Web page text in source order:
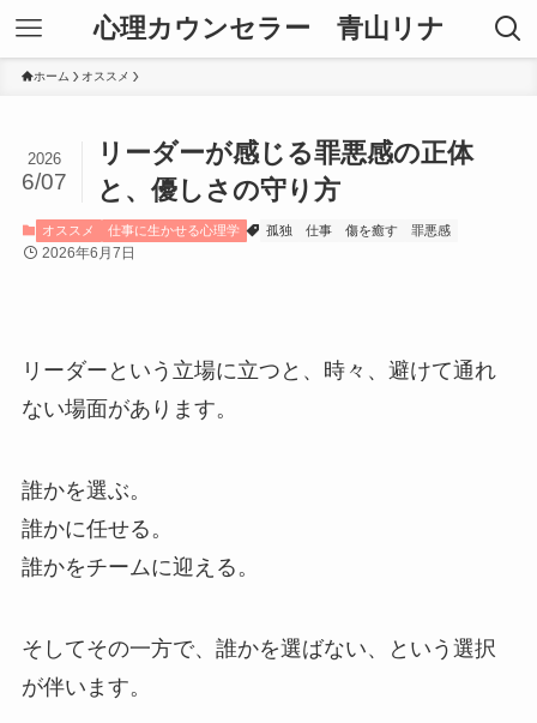
心理カウンセラー 青山リナ
ホーム オススメ
リーダーが感じる罪悪感の正体
と、優しさの守り方
2026
6/07
オススメ 仕事に生かせる心理学 孤独 仕事 傷を癒す 罪悪感
2026年6月7日
リーダーという立場に立つと、時々、避けて通れ
ない場面があります。
誰かを選ぶ。
誰かに任せる。
誰かをチームに迎える。
そしてその一方で、誰かを選ばない、という選択
が伴います。